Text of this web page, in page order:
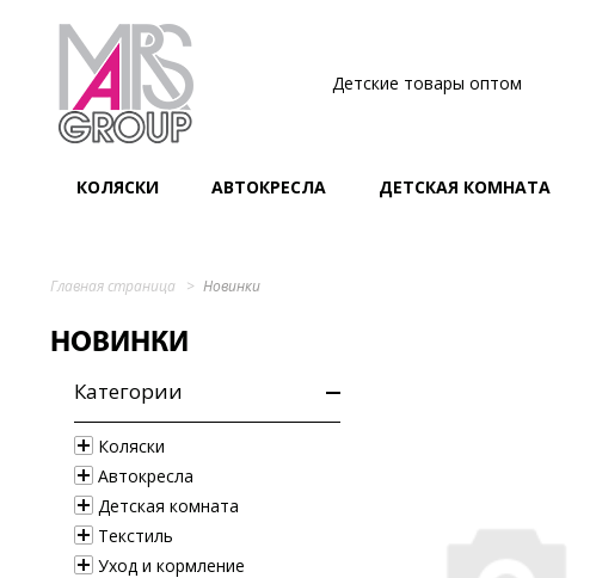
Детские товары оптом
КОЛЯСКИ АВТОКРЕСЛА ДЕТСКАЯ КОМНАТА
Главная страница Новинки
НОВИНКИ
Категории
Коляски
Автокресла
Детская комната
Текстиль
Уход и кормление